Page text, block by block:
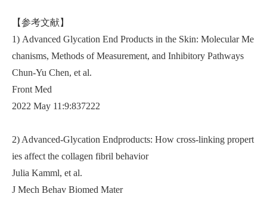
【参考文献】
1) Advanced Glycation End Products in the Skin: Molecular Me
chanisms, Methods of Measurement, and Inhibitory Pathways
Chun-Yu Chen, et al.
Front Med
2022 May 11:9:837222
2) Advanced-Glycation Endproducts: How cross-linking propert
ies affect the collagen fibril behavior
Julia Kamml, et al.
J Mech Behav Biomed Mater